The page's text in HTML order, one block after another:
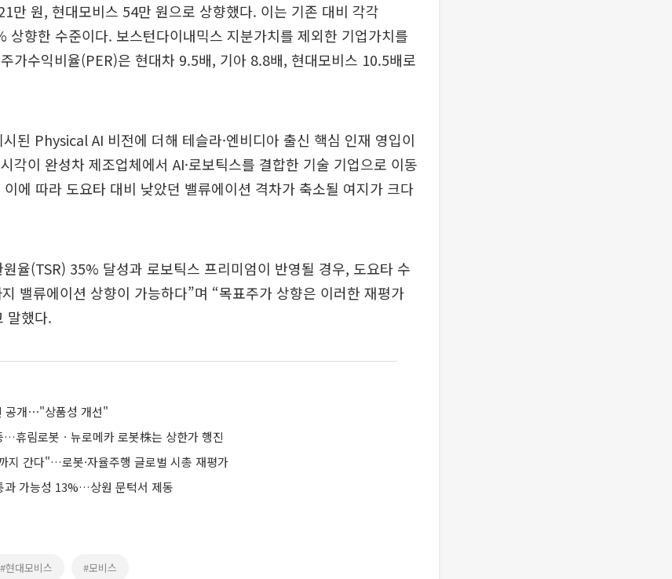
만 원, 현대모비스 54만 원으로 상향했다. 이는 기존 대비 각각
향한 수준이다. 보스턴다이내믹스 지분가치를 제외한 기업가치를
가수익비율(PER)은 현대차 9.5배, 기아 8.8배, 현대모비스 10.5배로
된 Physical AI 비전에 더해 테슬라·엔비디아 출신 핵심 인재 영입이
각이 완성차 제조업체에서 AI·로보틱스를 결합한 기술 기업으로 이동
에 따라 도요타 대비 낮았던 밸류에이션 격차가 축소될 여지가 크다
율(TSR) 35% 달성과 로보틱스 프리미엄이 반영될 경우, 도요타 수
밸류에이션 상향이 가능하다”며 “목표주가 상향은 이러한 재평가
말했다.
공개⋯"상품성 개선"
…휴림로봇ㆍ뉴로메카 로봇株는 상한가 행진
지 간다"…로봇·자율주행 글로벌 시총 재평가
과 가능성 13%…상원 문턱서 제동
#현대모비스 #모비스